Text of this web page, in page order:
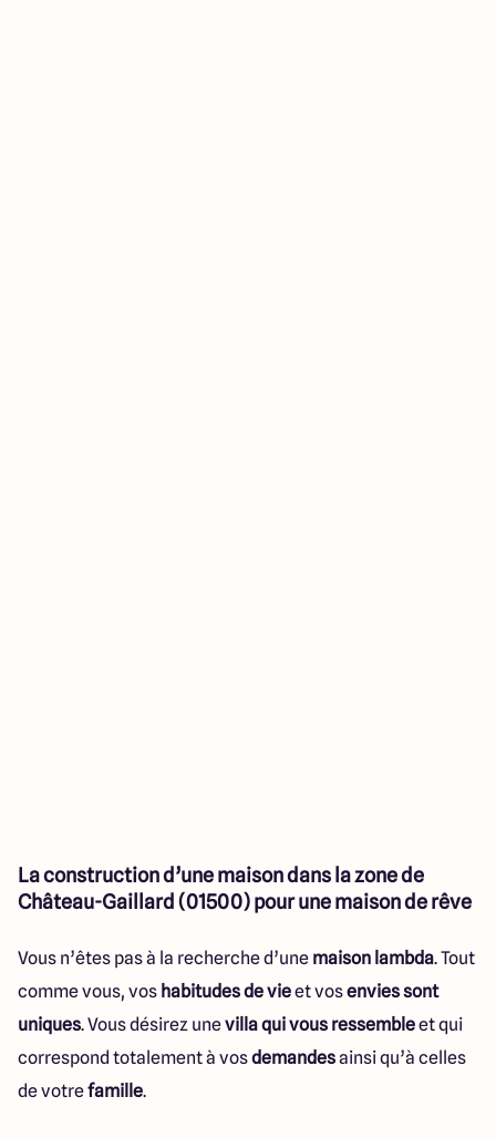
La construction d’une maison dans la zone de
Château-Gaillard (01500) pour une maison de rêve
Vous n’êtes pas à la recherche d’une maison lambda. Tout
comme vous, vos habitudes de vieet vosenvies sont
uniques. Vous désirez unevilla qui vous ressembleet qui
correspond totalement à vosdemandesainsi qu’à celles
de votrefamille.